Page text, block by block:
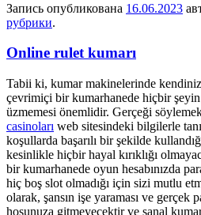
Запись опубликована 16.06.2023
рубрики.
Online rulet kumarı
Tabii ki, kumar makinelerinde
çevrimiçi bir kumarhanede hiçbir
üzmemesi önemlidir. Gerçeği
casinoları web sitesindeki bilgilerle
koşullarda başarılı bir şekilde
kesinlikle hiçbir hayal kırıklığı
bir kumarhanede oyun hesabınızda
hiç boş slot olmadığı için sizi mutlu
olarak, şansın işe yaraması ve
hoşunuza gitmeyecektir ve sanal